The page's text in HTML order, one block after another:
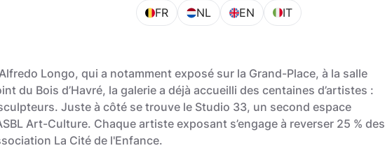
FR NL EN IT
Longo, qui a notamment exposé sur la Grand-Place, à la salle
du Bois d’Havré, la galerie a déjà accueilli des centaines d’artistes :
Juste à côté se trouve le Studio 33, un second espace
Art-Culture. Chaque artiste exposant s’engage à reverser 25 % des
La Cité de l'Enfance.